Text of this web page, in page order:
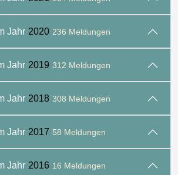
Jahr 2020 236 Meldungen
Jahr 2019 312 Meldungen
Jahr 2018 308 Meldungen
Jahr 2017 58 Meldungen
Jahr 2016 16 Meldungen